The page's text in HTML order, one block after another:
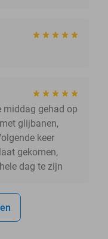
middag gehad op
glijbanen,
keer
gekomen,
dag te zijn